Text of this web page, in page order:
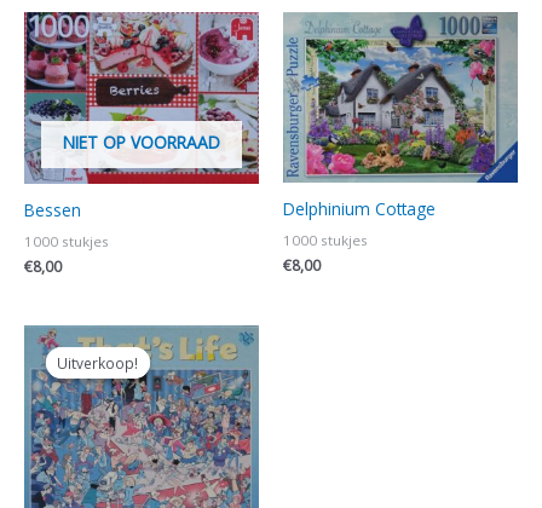
NIET OP VOORRAAD
Bessen
1000 stukjes
€8,00
Delphinium Cottage
1000 stukjes
€8,00
Uitverkoop!
Uitverkoop!
Oorspronkelijke
prijs
was:
€5,00.
Huidige
prijs
is:
€4,00.